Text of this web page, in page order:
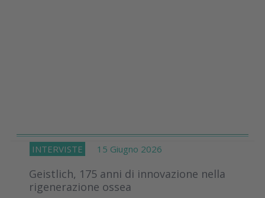
INTERVISTE 15 Giugno 2026
Geistlich, 175 anni di innovazione nella
rigenerazione ossea